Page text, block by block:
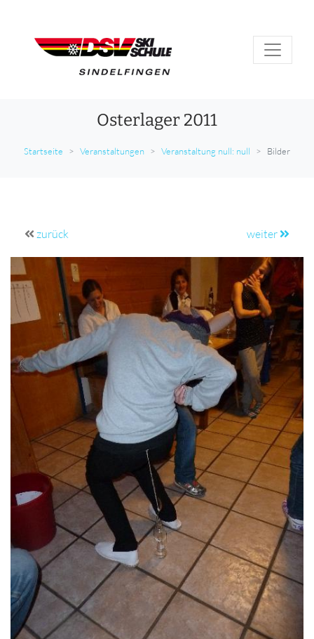
Osterlager 2011
Startseite Veranstaltungen Veranstaltung null: null Bilder
zurück weiter